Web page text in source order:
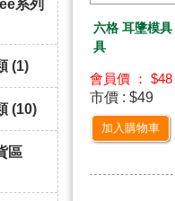
系列
(1)
(10)
區
六格 耳墬模
具
會員價 ： $48
市價 : $49
加入購物車